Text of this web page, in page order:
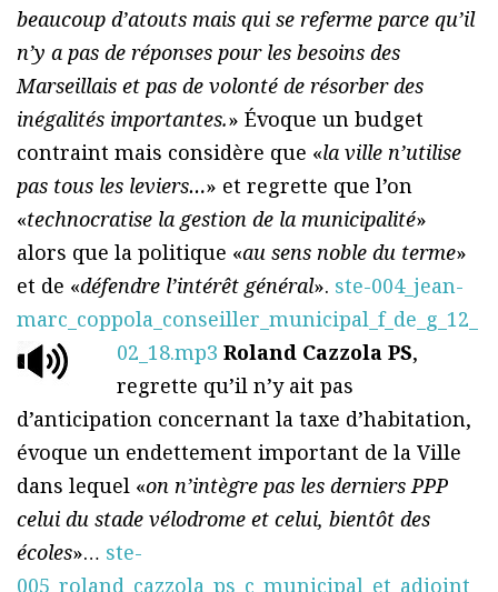
beaucoup d’atouts mais qui se referme parce qu’il
n’y a pas de réponses pour les besoins des
Marseillais et pas de volonté de résorber des
inégalités importantes.» Évoque un budget
contraint mais considère que «la ville n’utilise
pas tous les leviers…» et regrette que l’on
«technocratise la gestion de la municipalité»
alors que la politique «au sens noble du terme»
et de «défendre l’intérêt général». ste-004_jean-
marc_coppola_conseiller_municipal_f_de_g_12_
02_18.mp3 Roland Cazzola PS,
regrette qu’il n’y ait pas
d’anticipation concernant la taxe d’habitation,
évoque un endettement important de la Ville
dans lequel «on n’intègre pas les derniers PPP
celui du stade vélodrome et celui, bientôt des
écoles»… ste-
005_roland_cazzola_ps_c_municipal_et_adjoint_